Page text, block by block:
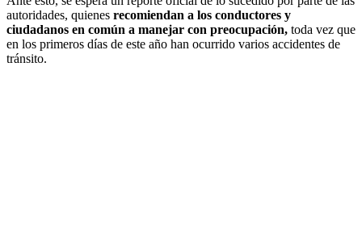
autoridades, quienes recomiendan a los conductores y
ciudadanos en común a manejar con preocupación, toda vez que
en los primeros días de este año han ocurrido varios accidentes de
tránsito.